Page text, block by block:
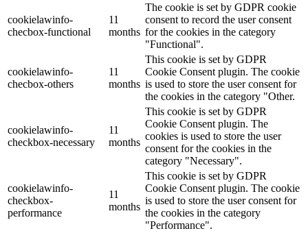
cookielawinfo-
checbox-functional
11
months
The cookie is set by GDPR cookie
consent to record the user consent
for the cookies in the category
"Functional".
cookielawinfo-
checbox-others
11
months
This cookie is set by GDPR
Cookie Consent plugin. The cookie
is used to store the user consent for
the cookies in the category "Other.
cookielawinfo-
checkbox-necessary
11
months
This cookie is set by GDPR
Cookie Consent plugin. The
cookies is used to store the user
consent for the cookies in the
category "Necessary".
cookielawinfo-
checkbox-
performance
11
months
This cookie is set by GDPR
Cookie Consent plugin. The cookie
is used to store the user consent for
the cookies in the category
"Performance".